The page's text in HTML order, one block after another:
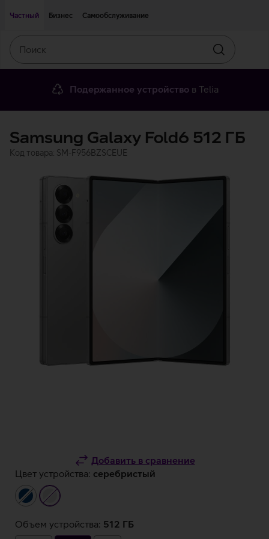
Частный
Бизнес Самообслуживание
Искать
Подержанное устройство в Telia
Samsung Galaxy Fold6 512 ГБ
Код товара: SM-F956BZSCEUE
Добавить в сравнение
Цвет устройства: серебристый
тёмно-
синий
серебристый
Объем устройства: 512 ГБ